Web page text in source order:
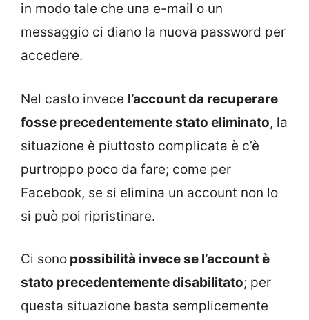
in modo tale che una e-mail o un
messaggio ci diano la nuova password per
accedere.
Nel casto invece l’account da recuperare
fosse precedentemente stato eliminato, la
situazione è piuttosto complicata è c’è
purtroppo poco da fare; come per
Facebook, se si elimina un account non lo
si può poi ripristinare.
Ci sono possibilità invece se l’account è
stato precedentemente disabilitato; per
questa situazione basta semplicemente